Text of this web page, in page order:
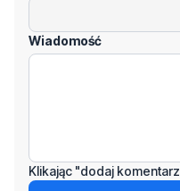
Odpowiedz